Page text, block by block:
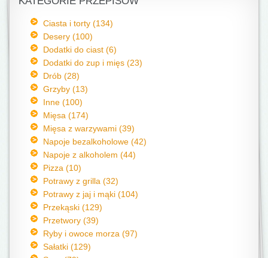
Ciasta i torty (134)
Desery (100)
Dodatki do ciast (6)
Dodatki do zup i mięs (23)
Drób (28)
Grzyby (13)
Inne (100)
Mięsa (174)
Mięsa z warzywami (39)
Napoje bezalkoholowe (42)
Napoje z alkoholem (44)
Pizza (10)
Potrawy z grilla (32)
Potrawy z jaj i mąki (104)
Przekąski (129)
Przetwory (39)
Ryby i owoce morza (97)
Sałatki (129)